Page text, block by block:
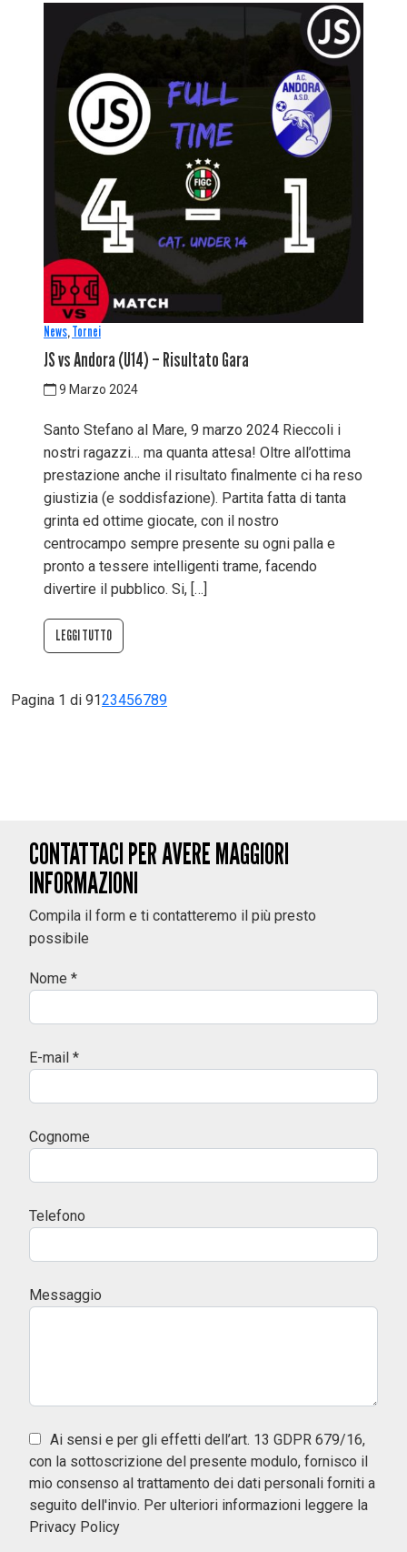
News,Tornei
JS vs Andora (U14) – Risultato Gara
9 Marzo 2024
Santo Stefano al Mare, 9 marzo 2024 Rieccoli i
nostri ragazzi… ma quanta attesa! Oltre all’ottima
prestazione anche il risultato finalmente ci ha reso
giustizia (e soddisfazione). Partita fatta di tanta
grinta ed ottime giocate, con il nostro
centrocampo sempre presente su ogni palla e
pronto a tessere intelligenti trame, facendo
divertire il pubblico. Si, […]
LEGGI TUTTO
Pagina 1 di 9123456789
CONTATTACI PER AVERE MAGGIORI
INFORMAZIONI
Compila il form e ti contatteremo il più presto
possibile
Nome *
E-mail *
Cognome
Telefono
Messaggio
Ai sensi e per gli effetti dell’art. 13 GDPR 679/16,
con la sottoscrizione del presente modulo, fornisco il
mio consenso al trattamento dei dati personali forniti a
seguito dell'invio. Per ulteriori informazioni leggere la
Privacy Policy